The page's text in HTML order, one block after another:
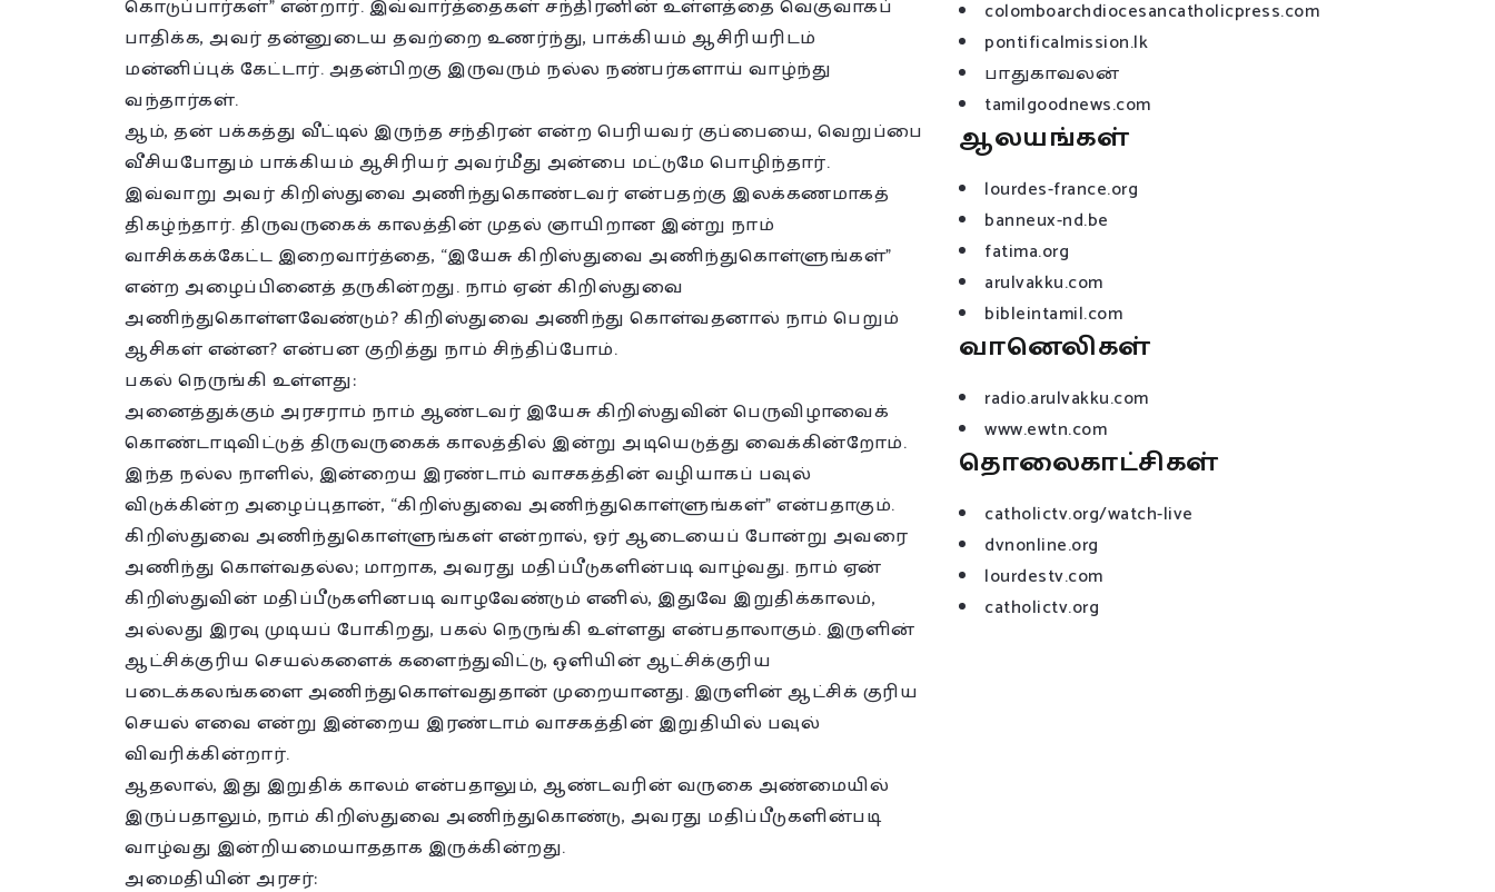
கொடுப்பார்கள்” என்றார். இவ்வார்த்தைகள் சந்திரனின் உள்ளத்தை வெகுவாகப்
பாதிக்க, அவர் தன்னுடைய தவற்றை உணர்ந்து, பாக்கியம் ஆசிரியரிடம்
மன்னிப்புக் கேட்டார். அதன்பிறகு இருவரும் நல்ல நண்பர்களாய் வாழ்ந்து
வந்தார்கள்.
ஆம், தன் பக்கத்து வீட்டில் இருந்த சந்திரன் என்ற பெரியவர் குப்பையை, வெறுப்பை
வீசியபோதும் பாக்கியம் ஆசிரியர் அவர்மீது அன்பை மட்டுமே பொழிந்தார்.
இவ்வாறு அவர் கிறிஸ்துவை அணிந்துகொண்டவர் என்பதற்கு இலக்கணமாகத்
திகழ்ந்தார். திருவருகைக் காலத்தின் முதல் ஞாயிறான இன்று நாம்
வாசிக்கக்கேட்ட இறைவார்த்தை, “இயேசு கிறிஸ்துவை அணிந்துகொள்ளுங்கள்”
என்ற அழைப்பினைத் தருகின்றது. நாம் ஏன் கிறிஸ்துவை
அணிந்துகொள்ளவேண்டும்? கிறிஸ்துவை அணிந்து கொள்வதனால் நாம் பெறும்
ஆசிகள் என்ன? என்பன குறித்து நாம் சிந்திப்போம்.
பகல் நெருங்கி உள்ளது:
அனைத்துக்கும் அரசராம் நாம் ஆண்டவர் இயேசு கிறிஸ்துவின் பெருவிழாவைக்
கொண்டாடிவிட்டுத் திருவருகைக் காலத்தில் இன்று அடியெடுத்து வைக்கின்றோம்.
இந்த நல்ல நாளில், இன்றைய இரண்டாம் வாசகத்தின் வழியாகப் பவுல்
விடுக்கின்ற அழைப்புதான், “கிறிஸ்துவை அணிந்துகொள்ளுங்கள்” என்பதாகும்.
கிறிஸ்துவை அணிந்துகொள்ளுங்கள் என்றால், ஓர் ஆடையைப் போன்று அவரை
அணிந்து கொள்வதல்ல; மாறாக, அவரது மதிப்பீடுகளின்படி வாழ்வது. நாம் ஏன்
கிறிஸ்துவின் மதிப்பீடுகளினபடி வாழவேண்டும் எனில், இதுவே இறுதிக்காலம்,
அல்லது இரவு முடியப் போகிறது, பகல் நெருங்கி உள்ளது என்பதாலாகும். இருளின்
ஆட்சிக்குரிய செயல்களைக் களைந்துவிட்டு, ஒளியின் ஆட்சிக்குரிய
படைக்கலங்களை அணிந்துகொள்வதுதான் முறையானது. இருளின் ஆட்சிக் குரிய
செயல் எவை என்று இன்றைய இரண்டாம் வாசகத்தின் இறுதியில் பவுல்
விவரிக்கின்றார்.
ஆதலால், இது இறுதிக் காலம் என்பதாலும், ஆண்டவரின் வருகை அண்மையில்
இருப்பதாலும், நாம் கிறிஸ்துவை அணிந்துகொண்டு, அவரது மதிப்பீடுகளின்படி
வாழ்வது இன்றியமையாததாக இருக்கின்றது.
அமைதியின் அரசர்:
colomboarchdiocesancatholicpress.com
pontificalmission.lk
பாதுகாவலன்
tamilgoodnews.com
ஆலயங்கள்
lourdes-france.org
banneux-nd.be
fatima.org
arulvakku.com
bibleintamil.com
வானெலிகள்
radio.arulvakku.com
www.ewtn.com
தொலைகாட்சிகள்
catholictv.org/watch-live
dvnonline.org
lourdestv.com
catholictv.org